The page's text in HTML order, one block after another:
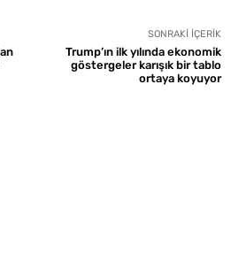
SONRAKI İÇERIK
Trump’ın ilk yılında ekonomik
göstergeler karışık bir tablo
ortaya koyuyor